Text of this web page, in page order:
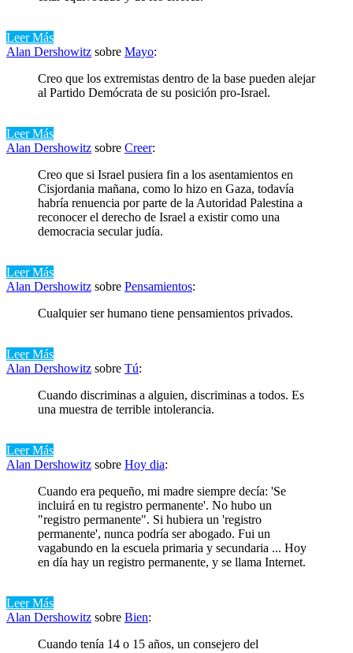
Leer Más
Alan Dershowitz sobre Mayo:
Creo que los extremistas dentro de la base pueden alejar
al Partido Demócrata de su posición pro-Israel.
Leer Más
Alan Dershowitz sobre Creer:
Creo que si Israel pusiera fin a los asentamientos en
Cisjordania mañana, como lo hizo en Gaza, todavía
habría renuencia por parte de la Autoridad Palestina a
reconocer el derecho de Israel a existir como una
democracia secular judía.
Leer Más
Alan Dershowitz sobre Pensamientos:
Cualquier ser humano tiene pensamientos privados.
Leer Más
Alan Dershowitz sobre Tú:
Cuando discriminas a alguien, discriminas a todos. Es
una muestra de terrible intolerancia.
Leer Más
Alan Dershowitz sobre Hoy dia:
Cuando era pequeño, mi madre siempre decía: 'Se
incluirá en tu registro permanente'. No hubo un
"registro permanente". Si hubiera un 'registro
permanente', nunca podría ser abogado. Fui un
vagabundo en la escuela primaria y secundaria ... Hoy
en día hay un registro permanente, y se llama Internet.
Leer Más
Alan Dershowitz sobre Bien:
Cuando tenía 14 o 15 años, un consejero del